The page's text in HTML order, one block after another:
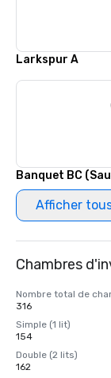
Larkspur A
Banquet BC
Afficher
Chambres
Nombre total de
316
Simple (1 lit)
154
Double (2 lits)
162